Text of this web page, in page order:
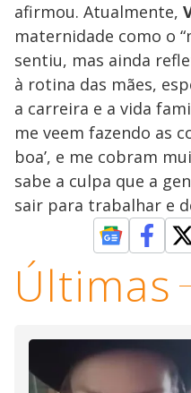
afirmou. Atualmente,
maternidade como o
sentiu, mas ainda
à rotina das mães,
a carreira e a vida
me veem fazendo as
boa’, e me cobram
sabe a culpa que a
sair para trabalhar e
Últimas